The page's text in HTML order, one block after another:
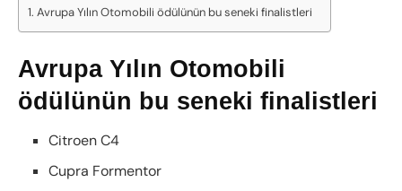
Avrupa Yılın Otomobili ödülünün bu seneki finalistleri
Avrupa Yılın Otomobili
ödülünün bu seneki finalistleri
Citroen C4
Cupra Formentor